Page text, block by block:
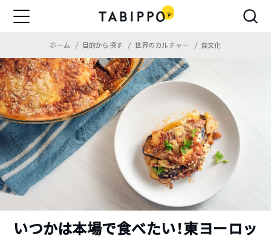
ホーム 目的から探す 世界のカルチャー 食文化
いつかは本場で食べたい！東ヨーロッ